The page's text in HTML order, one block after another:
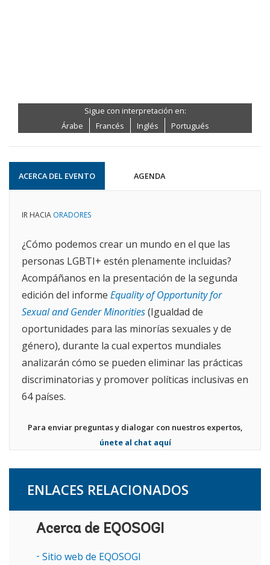
Sigue con interpretación en:
Árabe
Francés Inglés Portugués
ACERCA DEL EVENTO AGENDA
IR HACIA ORADORES
¿Cómo podemos crear un mundo en el que las
personas LGBTI+ estén plenamente incluidas?
Acompáñanos en la presentación de la segunda
edición del informe Equality of Opportunity for
Sexual and Gender Minorities(Igualdad de
oportunidades para las minorías sexuales y de
género), durante la cual expertos mundiales
analizarán cómo se pueden eliminar las prácticas
discriminatorias y promover políticas inclusivas en
64 países.
Para enviar preguntas y dialogar con nuestros expertos,
únete al chat aquí
ENLACES RELACIONADOS
Acerca de EQOSOGI
Sitio web de EQOSOGI